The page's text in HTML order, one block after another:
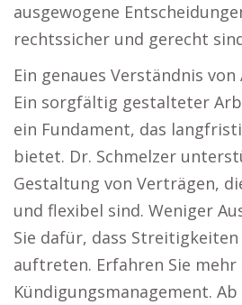
ausgewogene
rechtssicher und gerecht
Ein genaues Verständnis
Ein sorgfältig gestalteter
ein Fundament, das
bietet. Dr. Schmelzer
Gestaltung von Verträgen,
und flexibel sind. Weniger
Sie dafür, dass
auftreten. Erfahren Sie
Kündigungsmanagement.